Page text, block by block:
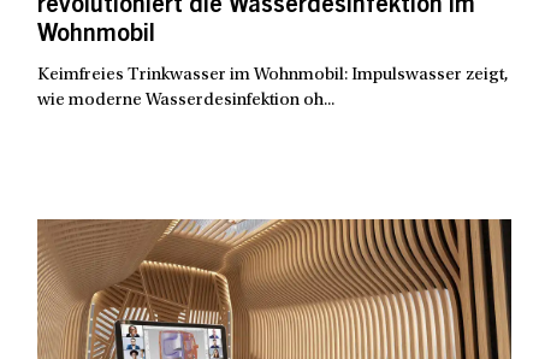
revolutioniert die Wasserdesinfektion im
Wohnmobil
Keimfreies Trinkwasser im Wohnmobil: Impulswasser zeigt,
wie moderne Wasserdesinfektion oh...